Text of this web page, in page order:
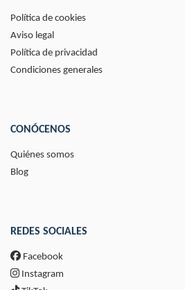
Política de cookies
Aviso legal
Política de privacidad
Condiciones generales
CONÓCENOS
Quiénes somos
Blog
REDES SOCIALES
Facebook
Instagram